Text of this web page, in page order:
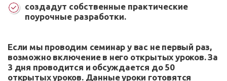
создадут собственные практические
поурочные разработки.
Если мы проводим семинар у вас не первый раз,
возможно включение в него открытых уроков. За
3 дня проводится и обсуждается до 50
открытых уроков. Данные уроки готовятся